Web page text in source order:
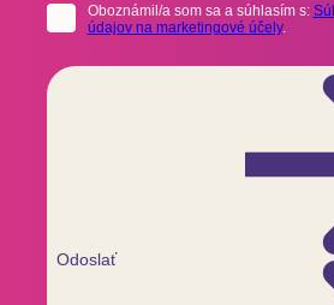
Oboznámil/a som sa a súhlasím s:
údajov na marketingové účely.
Odoslať